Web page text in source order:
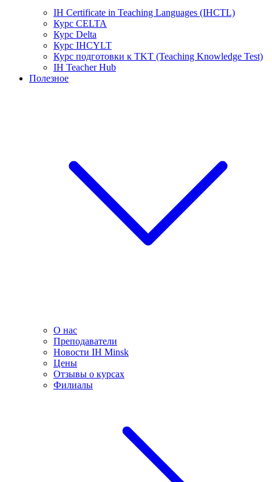
IH Certificate in Teaching Languages (IHCTL)
Курс CELTA
Курс Delta
Курс IHCYLT
Курс подготовки к TKT (Teaching Knowledge Test)
IH Teacher Hub
Полезное
О нас
Преподаватели
Новости IH Minsk
Цены
Отзывы о курсах
Филиалы